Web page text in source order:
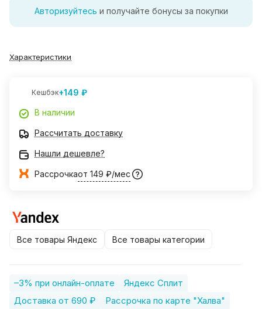
Авторизуйтесь и получайте бонусы за покупки
Характеристики
Кешбэк+149 ₽
В наличии
Рассчитать доставку
Нашли дешевле?
Рассрочкаот 149 ₽/мес
Все товары Яндекс Все товары категории
–3% при онлайн-оплате
Яндекс Сплит
Доставка от 690 ₽
Рассрочка по карте "Халва"